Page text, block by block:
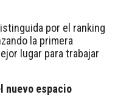
por el ranking
la primera
lugar para trabajar
nuevo espacio